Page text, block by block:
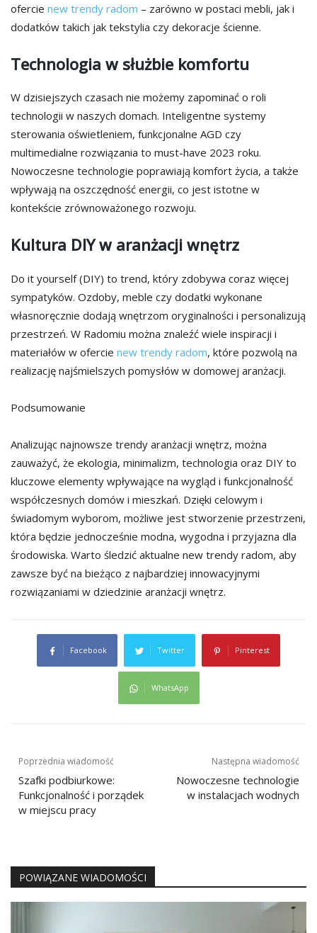
ofercie new trendy radom – zarówno w postaci mebli, jak i
dodatków takich jak tekstylia czy dekoracje ścienne.
Technologia w służbie komfortu
W dzisiejszych czasach nie możemy zapominać o roli
technologii w naszych domach. Inteligentne systemy
sterowania oświetleniem, funkcjonalne AGD czy
multimedialne rozwiązania to must-have 2023 roku.
Nowoczesne technologie poprawiają komfort życia, a także
wpływają na oszczędność energii, co jest istotne w
kontekście zrównoważonego rozwoju.
Kultura DIY w aranżacji wnętrz
Do it yourself (DIY) to trend, który zdobywa coraz więcej
sympatyków. Ozdoby, meble czy dodatki wykonane
własnoręcznie dodają wnętrzom oryginalności i personalizują
przestrzeń. W Radomiu można znaleźć wiele inspiracji i
materiałów w ofercie new trendy radom, które pozwolą na
realizację najśmielszych pomysłów w domowej aranżacji.
Podsumowanie
Analizując najnowsze trendy aranżacji wnętrz, można
zauważyć, że ekologia, minimalizm, technologia oraz DIY to
kluczowe elementy wpływające na wygląd i funkcjonalność
współczesnych domów i mieszkań. Dzięki celowym i
świadomym wyborom, możliwe jest stworzenie przestrzeni,
która będzie jednocześnie modna, wygodna i przyjazna dla
środowiska. Warto śledzić aktualne new trendy radom, aby
zawsze być na bieżąco z najbardziej innowacyjnymi
rozwiązaniami w dziedzinie aranżacji wnętrz.
Facebook Twitter Pinterest
WhatsApp
Nawigacja
wpisu
Poprzednia wiadomość
Szafki podbiurkowe:
Funkcjonalność i porządek
w miejscu pracy
Następna wiadomość
Nowoczesne technologie
w instalacjach wodnych
POWIĄZANE WIADOMOŚCI